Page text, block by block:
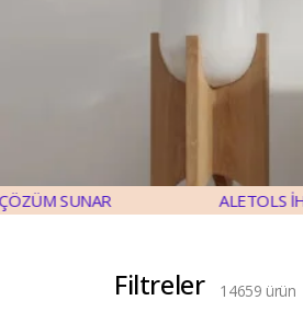
ALETOLS
Filtreler 14659 ürün